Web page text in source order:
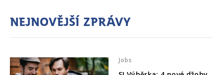
Nejnovější zprávy
Jobs